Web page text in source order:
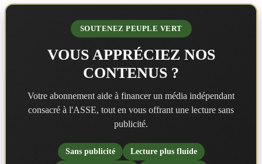
SOUTENEZ PEUPLE VERT
VOUS APPRÉCIEZ NOS
CONTENUS ?
Votre abonnement aide à financer un média indépendant
consacré à l'ASSE, tout en vous offrant une lecture sans
publicité.
Sans publicité Lecture plus fluide